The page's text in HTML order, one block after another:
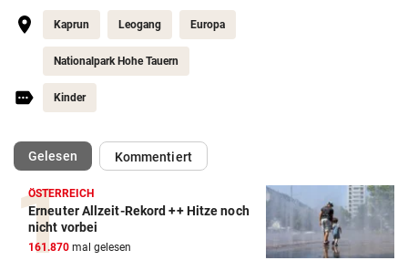
Kaprun Leogang Europa
Nationalpark Hohe Tauern
Kinder
Gelesen(ausgewählt)Kommentiert
ÖSTERREICH
Erneuter Allzeit-Rekord ++ Hitze noch
nicht vorbei
161.870 mal gelesen